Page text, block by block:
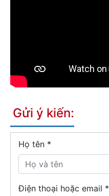
Gửi ý kiến:
Họ tên *
Điện thoại hoặc email *